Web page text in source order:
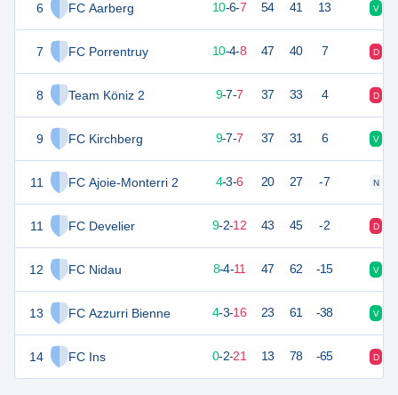
6 FC Aarberg
7 FC Porrentruy
8 Team Köniz 2
9 FC Kirchberg
11 FC Ajoie-Monterri 2
11 FC Develier
12 FC Nidau
13 FC Azzurri Bienne
14 FC Ins
10-6-7 54 41 13 V
10-4-8 47 40 7 D
9-7-7 37 33 4 D
9-7-7 37 31 6 V
15 4-3-6 20 27 -7 N
9-2-12 43 45 -2 D
8-4-11 47 62 -15 V
15 4-3-16 23 61 -38 V
0-2-21 13 78 -65 D